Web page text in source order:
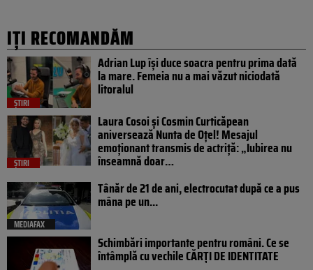
IȚI RECOMANDĂM
ȘTIRI
Adrian Lup își duce soacra pentru prima dată
la mare. Femeia nu a mai văzut niciodată
litoralul
ȘTIRI
Laura Cosoi și Cosmin Curticăpean
aniversează Nunta de Oțel! Mesajul
emoționant transmis de actriță: „Iubirea nu
înseamnă doar…
MEDIAFAX
Tânăr de 21 de ani, electrocutat după ce a pus
mâna pe un...
Schimbări importante pentru români. Ce se
întâmplă cu vechile CĂRȚI DE IDENTITATE